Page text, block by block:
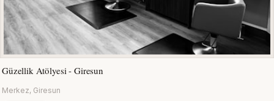
Güzellik Atölyesi - Giresun
Merkez, Giresun